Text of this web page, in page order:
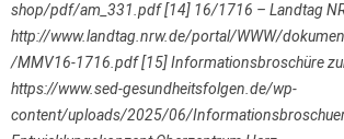
shop/pdf/am_331.pdf [14] 16/1716 – Landtag
http://www.landtag.nrw.de/portal/WWW/
/MMV16-1716.pdf [15] Informationsbroschüre
https://www.sed-gesundheitsfolgen.de/wp-
content/uploads/2025/06/